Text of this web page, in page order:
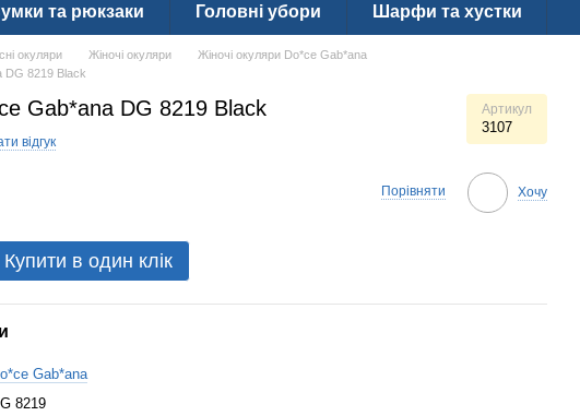
та рюкзаки Головні убори Шарфи та хустки
окуляри Жіночі окуляри
Жіночі окуляри Do*ce Gab*ana
DG 8219 Black
Gab*ana DG 8219 Black Артикул
3107
відгук
Порівняти Хочу
Купити в один клік
Gab*ana
8219